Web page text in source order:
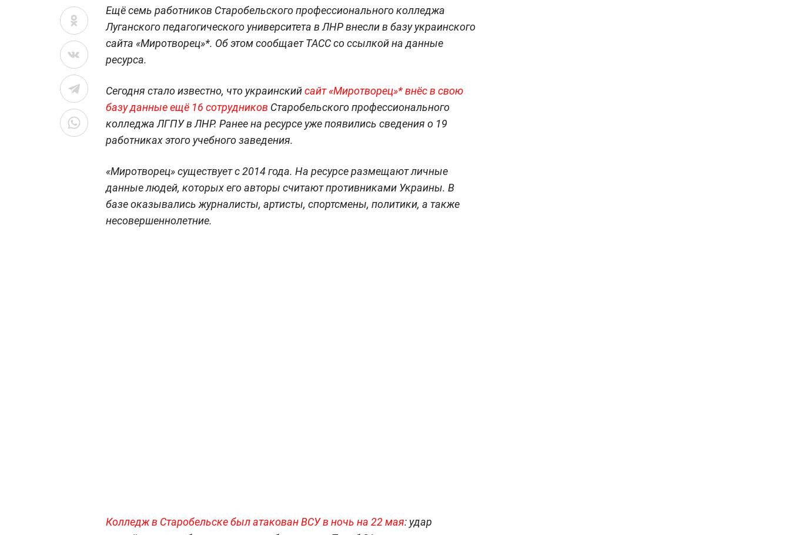
Ещё семь работников Старобельского профессионального колледжа
Луганского педагогического университета в ЛНР внесли в базу украинского
сайта «Миротворец»*. Об этом сообщает ТАСС со ссылкой на данные
ресурса.
Сегодня стало известно, что украинскийсайт «Миротворец»* внёс в свою
базу данные ещё 16 сотрудников Старобельского профессионального
колледжа ЛГПУ в ЛНР. Ранее на ресурсе уже появились сведения о 19
работниках этого учебного заведения.
«Миротворец» существует с 2014 года. На ресурсе размещают личные
данные людей, которых его авторы считают противниками Украины. В
базе оказывались журналисты, артисты, спортсмены, политики, а также
несовершеннолетние.
Колледж в Старобельске был атакован ВСУ в ночь на 22 мая: удар